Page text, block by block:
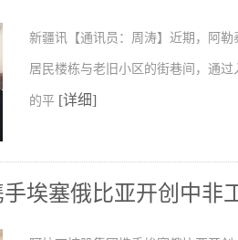
新疆讯【通讯员：周涛】近期，阿
居民楼栋与老旧小区的街巷间，通
的平 [详细]
埃塞俄比亚开创中非